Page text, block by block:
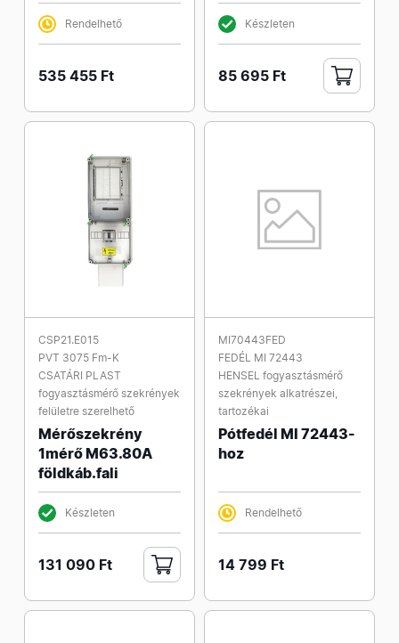
Rendelhető
535 455 Ft
Készleten
85 695 Ft
CSP21.E015
PVT 3075 Fm-K
CSATÁRI PLAST
fogyasztásmérő szekrények
felületre szerelhető
Mérőszekrény
1mérő M63.80A
földkáb.fali
Készleten
131 090 Ft
MI70443FED
FEDÉL MI 72443
HENSEL fogyasztásmérő
szekrények alkatrészei,
tartozékai
Pótfedél MI 72443-
hoz
Rendelhető
14 799 Ft